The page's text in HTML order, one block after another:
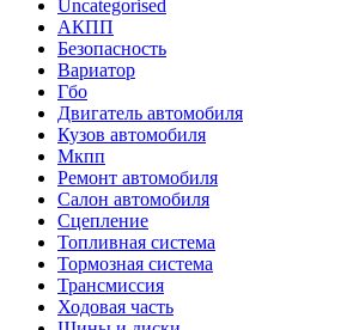
Uncategorised
АКПП
Безопасность
Вариатор
Гбо
Двигатель автомобиля
Кузов автомобиля
Мкпп
Ремонт автомобиля
Салон автомобиля
Сцепление
Топливная система
Тормозная система
Трансмиссия
Ходовая часть